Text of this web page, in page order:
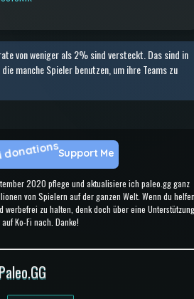
von weniger als 2% sind versteckt. Das sind in
manche Spieler benutzen, um ihre Teams zu
2020 pflege und aktualisiere ich paleo.gg ganz
von Spielern auf der ganzen Welt. Wenn du
werbefrei zu halten, denk doch über eine Unterstützung
auf Ko-Fi nach. Danke!
Support Me
Paleo.GG